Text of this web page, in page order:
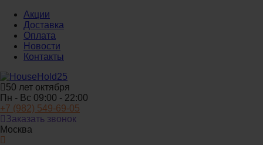
Акции
Доставка
Оплата
Новости
Контакты
50 лет октября
Пн - Вс 09:00 - 22:00
+7 (982) 549-69-05
Заказать звонок
Москва